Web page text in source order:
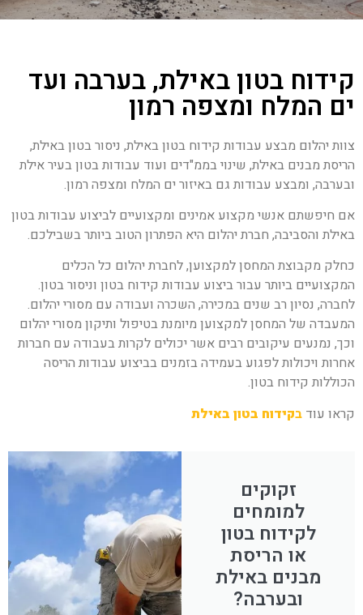
קידוח בטון באילת, בערבה ועד
ים המלח ומצפה רמון
צוות יהלום מבצע עבודות קידוח בטון באילת, ניסור בטון באילת,
הריסת מבנים באילת, שינוי בממ"דים ועוד עבודות בטון בעיר אילת
ובערבה, ומבצע עבודות גם באיזור ים המלח ומצפה רמון.
אם חיפשתם אנשי מקצוע אמינים ומקצועיים לביצוע עבודות בטון
באילת והסביבה, חברת יהלום היא הפתרון הטוב ביותר בשבילכם.
כחלק מקבוצת המחסן למקצוען, לחברת יהלום כל הכלים
המקצועיים ביותר עבור ביצוע עבודות קידוח בטון וניסור בטון.
לחברה, נסיון רב שנים במכירה, השכרה ועבודה עם מסורי יהלום.
המעבדה של המחסן למקצוען מיומנת בטיפול ותיקון מסורי יהלום
וכך, נמנעים עיקובים רבים אשר יכולים לקרות בעבודה עם חברות
אחרות ויכולות לפגוע בעמידה בזמנים בביצוע עבודות הריסה
הכוללות קידוח בטון.
קראו עוד בקידוח בטון באילת
זקוקים
למומחים
לקידוח בטון
או הריסת
מבנים באילת
ובערבה?